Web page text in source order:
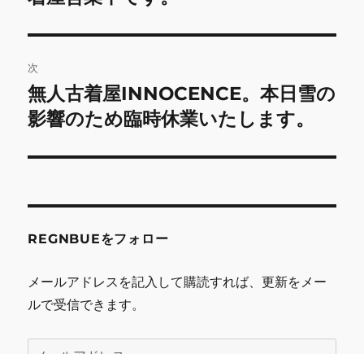
ビ
ゲ
ー
シ
ン
稿:
次
次
の
稿:
無人古着屋INNOCENCE。本日雪の
影響のため臨時休業いたします。
REGNBUEをフォロー
メールアドレスを記入して購読すれば、更新をメー
ルで受信できます。